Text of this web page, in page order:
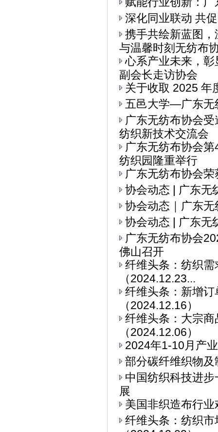
深化同业联动 共
携手共绘新蓝图
与温馨时刻无纺布
心系产业未来，
副会长走访协会
关于收取 2025 年
五邑大学—广东无
广东无纺布协会
纺织新技术交流会
广东无纺布协会
纺织园隆重举行
广东无纺布协会
协会动态 | 广东无
协会动态｜广东
协会动态 | 广东无
广东无纺布协会
佛山召开
纤维头条：纺织
（2024.12.23...
纤维头条：新增
（2024.12.16）
纤维头条：大宗
（2024.12.06）
2024年1-10月产
部分碳纤维织物
中国纺织科技进
展
美国非织造布行
纤维头条：纺织